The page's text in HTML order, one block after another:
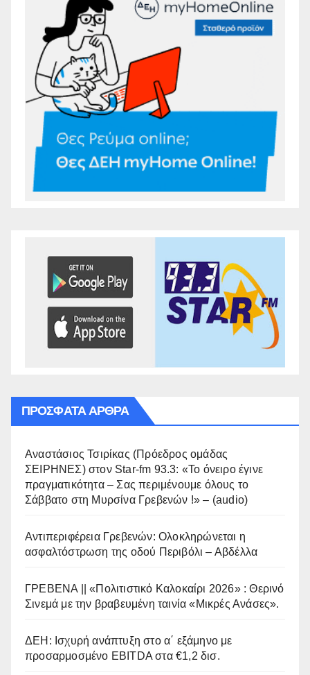
ΠΡΌΣΦΑΤΑ ΆΡΘΡΑ
Αναστάσιος Τσιρίκας (Πρόεδρος ομάδας
ΣΕΙΡΗΝΕΣ) στον Star-fm 93.3: «Το όνειρο έγινε
πραγματικότητα – Σας περιμένουμε όλους το
Σάββατο στη Μυρσίνα Γρεβενών !» – (audio)
Αντιπεριφέρεια Γρεβενών: Ολοκληρώνεται η
ασφαλτόστρωση της οδού Περιβόλι – Αβδέλλα
ΓΡΕΒΕΝΑ || «Πολιτιστικό Καλοκαίρι 2026» : Θερινό
Σινεμά με την βραβευμένη ταινία «Μικρές Ανάσες».
ΔΕΗ: Ισχυρή ανάπτυξη στο α΄ εξάμηνο με
προσαρμοσμένο EBITDA στα €1,2 δισ.